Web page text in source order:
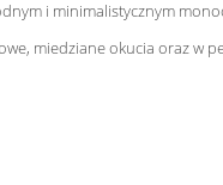
i minimalistycznym
miedziane okucia oraz w